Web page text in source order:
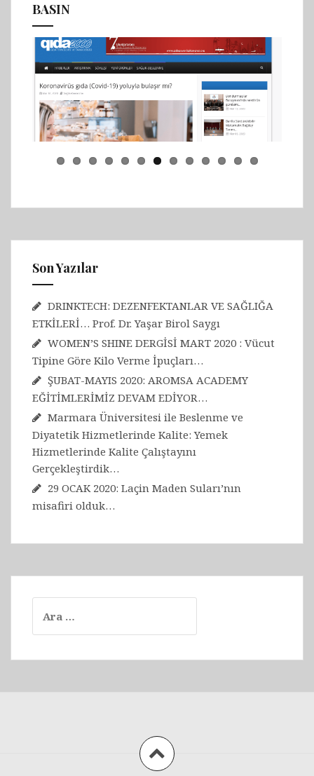
BASIN
Son Yazılar
DRINKTECH: DEZENFEKTANLAR VE SAĞLIĞA
ETKİLERİ… Prof. Dr. Yaşar Birol Saygı
WOMEN’S SHINE DERGİSİ MART 2020 : Vücut
Tipine Göre Kilo Verme İpuçları…
ŞUBAT-MAYIS 2020: AROMSA ACADEMY
EĞİTİMLERİMİZ DEVAM EDİYOR…
Marmara Üniversitesi ile Beslenme ve
Diyatetik Hizmetlerinde Kalite: Yemek
Hizmetlerinde Kalite Çalıştayını
Gerçekleştirdik…
29 OCAK 2020: Laçin Maden Suları’nın
misafiri olduk…